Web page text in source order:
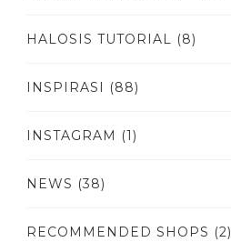
HALOSIS TUTORIAL (8)
INSPIRASI (88)
INSTAGRAM (1)
NEWS (38)
RECOMMENDED SHOPS (2)